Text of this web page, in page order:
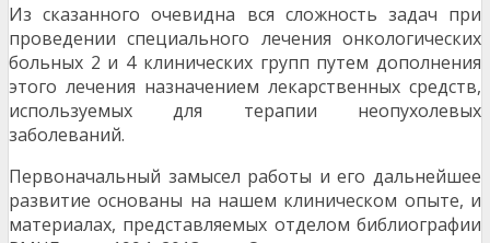
Из сказанного очевидна вся сложность задач при
проведении специального лечения онкологических
больных 2 и 4 клинических групп путем дополнения
этого лечения назначением лекарственных средств,
используемых для терапии неопухолевых
заболеваний.
Первоначальный замысел работы и его дальнейшее
развитие основаны на нашем клиническом опыте, и
материалах, представляемых отделом библиографии